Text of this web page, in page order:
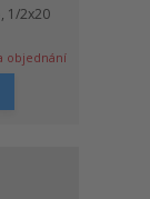
1/2x20
objednání